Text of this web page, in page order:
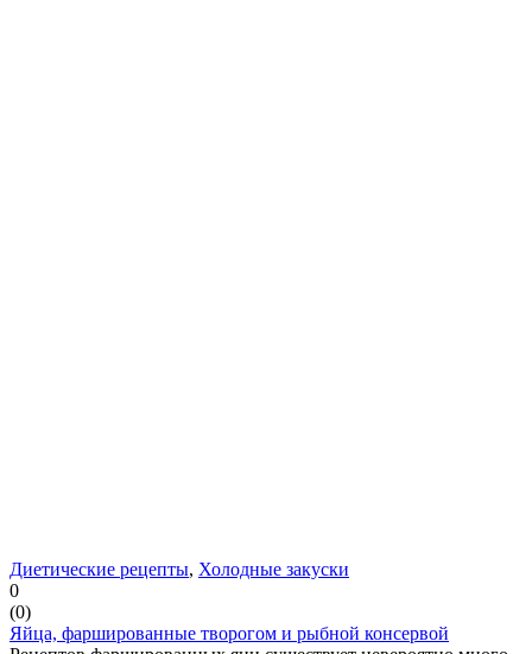
Диетические рецепты, Холодные закуски
0
(0)
Яйца, фаршированные творогом и рыбной консервой